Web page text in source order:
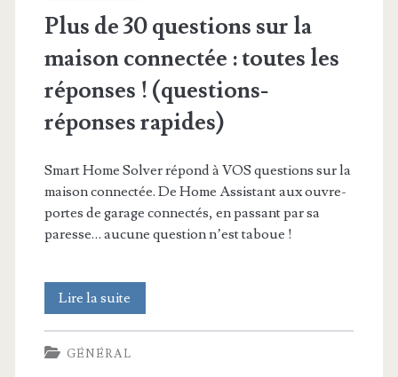
Plus de 30 questions sur la
maison connectée : toutes les
réponses ! (questions-
réponses rapides)
Smart Home Solver répond à VOS questions sur la
maison connectée. De Home Assistant aux ouvre-
portes de garage connectés, en passant par sa
paresse… aucune question n’est taboue !
Lire la suite
de
30
GÉNÉRAL